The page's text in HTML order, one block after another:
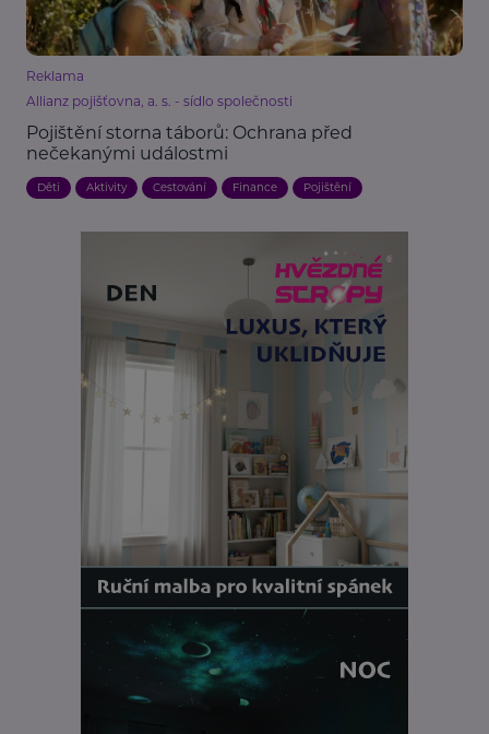
Reklama
Allianz pojišťovna, a. s. - sídlo společnosti
Pojištění storna táborů: Ochrana před
nečekanými událostmi
Děti Aktivity Cestování Finance Pojištění